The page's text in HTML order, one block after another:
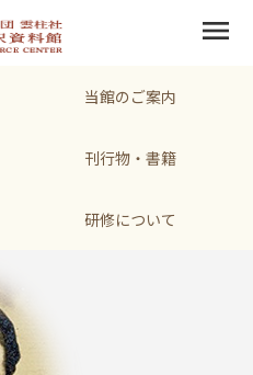
menu
当館のご案内
刊行物・書籍
研修について